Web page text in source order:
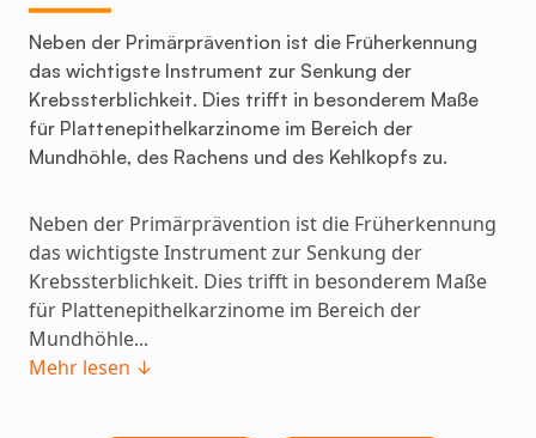
Neben der Primärprävention ist die Früherkennung
das wichtigste Instrument zur Senkung der
Krebssterblichkeit. Dies trifft in besonderem Maße
für Plattenepithelkarzinome im Bereich der
Mundhöhle, des Rachens und des Kehlkopfs zu.
Neben der Primärprävention ist die Früherkennung
das wichtigste Instrument zur Senkung der
Krebssterblichkeit. Dies trifft in besonderem Maße
für Plattenepithelkarzinome im Bereich der
Mundhöhle...
Mehr lesen ↓